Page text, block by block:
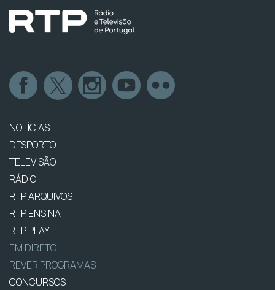
NOTÍCIAS
DESPORTO
TELEVISÃO
RÁDIO
RTP ARQUIVOS
RTP ENSINA
RTP PLAY
EM DIRETO
REVER PROGRAMAS
CONCURSOS